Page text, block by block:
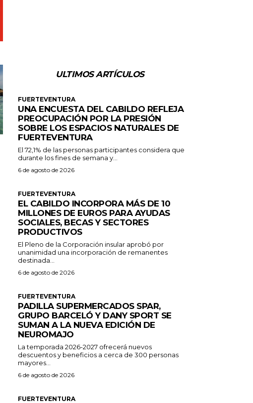
ULTIMOS ARTÍCULOS
FUERTEVENTURA
UNA ENCUESTA DEL CABILDO REFLEJA
PREOCUPACIÓN POR LA PRESIÓN
SOBRE LOS ESPACIOS NATURALES DE
FUERTEVENTURA
El 72,1% de las personas participantes considera que
durante los fines de semana y...
6 de agosto de 2026
FUERTEVENTURA
EL CABILDO INCORPORA MÁS DE 10
MILLONES DE EUROS PARA AYUDAS
SOCIALES, BECAS Y SECTORES
PRODUCTIVOS
El Pleno de la Corporación insular aprobó por
unanimidad una incorporación de remanentes
destinada...
6 de agosto de 2026
FUERTEVENTURA
PADILLA SUPERMERCADOS SPAR,
GRUPO BARCELÓ Y DANY SPORT SE
SUMAN A LA NUEVA EDICIÓN DE
NEUROMAJO
La temporada 2026-2027 ofrecerá nuevos
descuentos y beneficios a cerca de 300 personas
mayores...
6 de agosto de 2026
FUERTEVENTURA